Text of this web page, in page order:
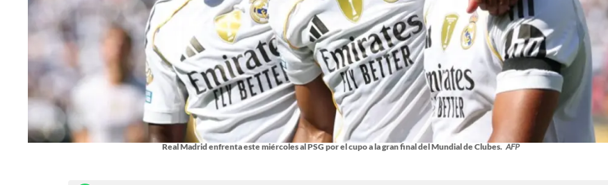
Real Madrid enfrenta este miércoles al PSG por el cupo a la gran final del Mundial de Clubes. AFP